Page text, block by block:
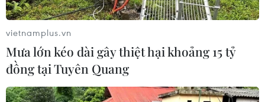
Nếu bạn có một chiếc nón len trong tủ áo, thì đây chính là lúc
vietnamplus.vn
Mưa lớn kéo dài gây thiệt hại khoảng 15 tỷ
đồng tại Tuyên Quang